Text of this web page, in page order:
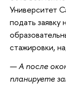
Университет
подать
стажировки,
— А после
планируете